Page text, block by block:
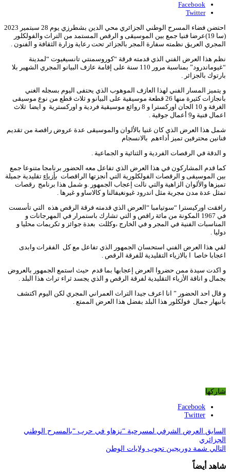
Facebook
Twitter
احتضن فضاء المسرح الوطني الجزائري محي الدين بشطرزي يوم 28 سبتمير 2023
(سا 19)عرضا فنيا جمع بين الموسيقى و الرقص المستمد من التراث والفولكلور
المجري العريق نظمته سفارة المجر بالجزائر تحت رعاية وزارة الثقافة و الفنون .
نظم هذا العرض الفني الذي قدمته فرقة “كوروسمنتي تانسيغيوت “لمدينة
“غيوماندرود” بمناسبة مرور 110 سنة على إقامة عازف البيانو المجري الشهير بلا
بارتوك بالجزائر .
و يتميز المسار الفني لهذا العازف الموهوب الذي يحتفى اليوم بسجله الغني
بانجازات كثيرة منها 26 قطعة موسيقية على البيانو و ثلاث قطع من نوع موسيقى
الغرفة و 10 الحان اوركسترا و 8 روائع موسيقية فردية و اوركسترية و ايضا ثلاث
اعمال فنية و9 أعمال جوقية .
شمل هذا العرض الذي كان غنيا بالألوان والموسيقى عدة عروض راقصة من تقديم
فنانين محترفين تميز أداءهم بالانسجام
و الدقة في الرقصات الفردية و الثنائية و الجماعية .
كما قدم المشاركون في هذا العرض الذي تفاعل معه الحضور برنامجا متنوعا جمع
بين الموسيقى و الرقصات الفولكلورية التي أنجزتها الراقصات بأزياء تقليدية جميلة
تميزها والألوان الزاهية والتي نالت إعجاب الجمهور .و شمل هذا برنامج رقصات
تمثل عدة مدن مجرية مثل اندرود غيونغيفالنا و كالاساو و غيرها .
رافقت اوركيسترا “سوتيامبا “العرض الذي قدمته فرقة الرقص هذه التي تأسست
في 1967 المكونة من مائة راقص و التي تشارك باستمرار في المهرجانات و
المناسبات الفنية في المجر و في الخارج ،وكللت بعدة جوائز و تكريمات محليا و
دوليا .
لقي هذا العرض الفني استحسان الجمهور الذي تفاعل مع كل الفقرات وابدى
اعجابا خاصا ا بالازياء التقليدية للفرقة الرقص .
و اكدت سيدة ممن حضروا العرض إعجابها بما قدم حيث استمع الجمهور بالعروض
بجمال و اناقة الأزياء التقليدية لفرقة الرقص و الذي يجسد ثراء تراث هذا البلد .
و قال احد الحضور ” انا اعرف جيدا التراث العمراني المجري لكن اليوم اكتشف
بانبهار جمال فولكلور هذا البلد بفضل هذا العرض الممتع .
شاركها
Facebook
Twitter
السابق العرض الشرفي لمسرحية “نزهاو في حرب “بالمسرح الوطني
الجزائري
التالي شمة دوريجين تجوب ولايات الوطن
شاهد أيضاً